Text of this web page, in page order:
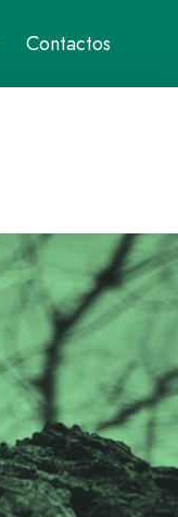
Contactos